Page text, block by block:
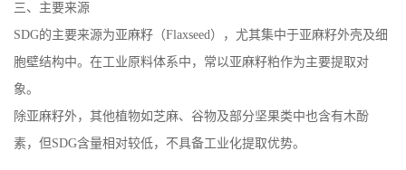
三、主要来源
SDG的主要来源为亚麻籽（Flaxseed），尤其集中于亚麻籽外壳及细
胞壁结构中。在工业原料体系中，常以亚麻籽粕作为主要提取对
象。
除亚麻籽外，其他植物如芝麻、谷物及部分坚果类中也含有木酚
素，但SDG含量相对较低，不具备工业化提取优势。